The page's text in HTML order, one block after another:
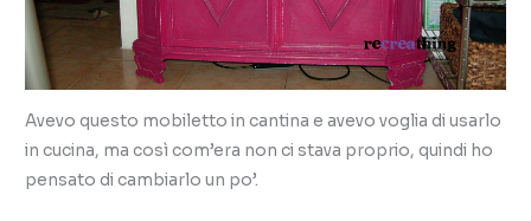
Avevo questo mobiletto in cantina e avevo voglia di usarlo
in cucina, ma così com’era non ci stava proprio, quindi ho
pensato di cambiarlo un po’.